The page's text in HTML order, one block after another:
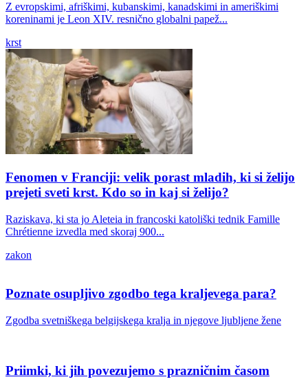
Z evropskimi, afriškimi, kubanskimi, kanadskimi in ameriškimi
koreninami je Leon XIV. resnično globalni papež...
krst
Fenomen v Franciji: velik porast mladih, ki si želijo
prejeti sveti krst. Kdo so in kaj si želijo?
Raziskava, ki sta jo Aleteia in francoski katoliški tednik Famille
Chrétienne izvedla med skoraj 900...
zakon
Poznate osupljivo zgodbo tega kraljevega para?
Zgodba svetniškega belgijskega kralja in njegove ljubljene žene
Priimki, ki jih povezujemo s prazničnim časom